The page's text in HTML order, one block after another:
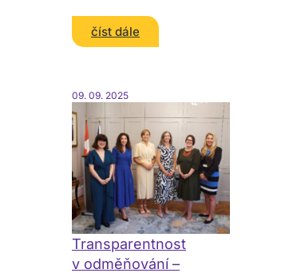
se k nám a pomozte
prosazovat rovnost
číst dále
09. 09. 2025
Transparentnost
v odměňování –